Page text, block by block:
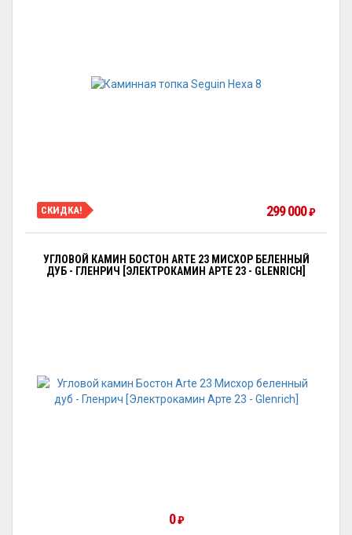
СКИДКА! 299 000₽
УГЛОВОЙ КАМИН БОСТОН ARTE 23 МИСХОР БЕЛЕННЫЙ
ДУБ - ГЛЕНРИЧ [ЭЛЕКТРОКАМИН АРТЕ 23 - GLENRICH]
0₽